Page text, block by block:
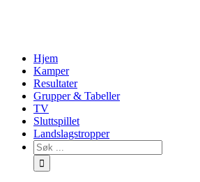
Hjem
Kamper
Resultater
Grupper & Tabeller
TV
Sluttspillet
Landslagstropper
Søk
…